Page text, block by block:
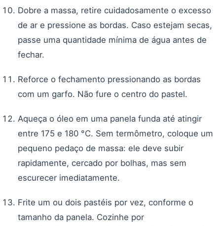
Dobre a massa, retire cuidadosamente o excesso
de ar e pressione as bordas. Caso estejam secas,
passe uma quantidade mínima de água antes de
fechar.
Reforce o fechamento pressionando as bordas
com um garfo. Não fure o centro do pastel.
Aqueça o óleo em uma panela funda até atingir
entre 175 e 180 °C. Sem termômetro, coloque um
pequeno pedaço de massa: ele deve subir
rapidamente, cercado por bolhas, mas sem
escurecer imediatamente.
Frite um ou dois pastéis por vez, conforme o
tamanho da panela. Cozinhe por